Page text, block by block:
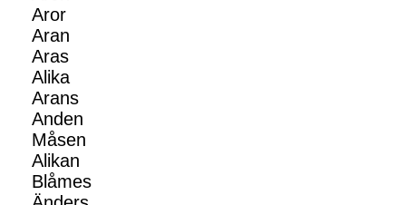
Aror
Aran
Aras
Alika
Arans
Anden
Måsen
Alikan
Blåmes